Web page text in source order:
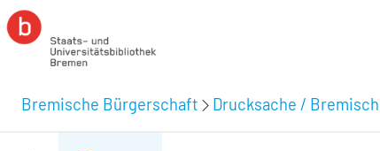
Bremische Bürgerschaft Drucksache /